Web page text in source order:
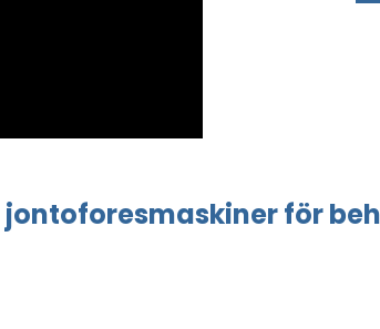
jontoforesmaskinerför